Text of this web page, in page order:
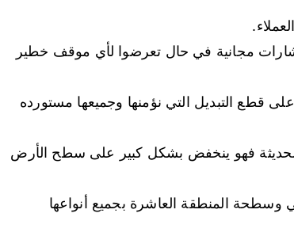
مجانية في حال تعرضوا لأي موقف خطير
قطع التبديل التي نؤمنها وجميعها مستورده
فهو ينخفض بشكل كبير على سطح الأرض
وسطحة المنطقة العاشرة بجميع أنواعها